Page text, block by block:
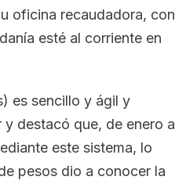
oficina recaudadora, con
esté al corriente en
es sencillo y ágil y
destacó que, de enero a
este sistema, lo
pesos dio a conocer la